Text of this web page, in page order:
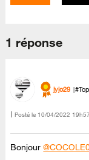
1 réponse
jyjo29
Posté le ‎10/04/2022 19h57
Bonjour